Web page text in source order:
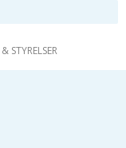
STYRELSER